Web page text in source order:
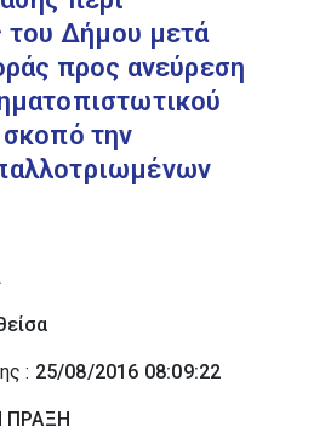
του Δήμου μετά
προς ανεύρεση
την
: 25/08/2016 08:09:22
ΠΡΑΞΗ